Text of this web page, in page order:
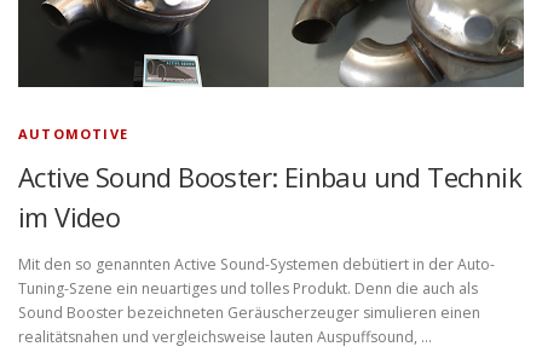
AUTOMOTIVE
Active Sound Booster: Einbau und Technik
im Video
Mit den so genannten Active Sound-Systemen debütiert in der Auto-
Tuning-Szene ein neuartiges und tolles Produkt. Denn die auch als
Sound Booster bezeichneten Geräuscherzeuger simulieren einen
realitätsnahen und vergleichsweise lauten Auspuffsound, …